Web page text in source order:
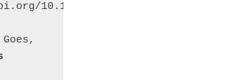
10.12957/arcosdesign.2026.95390